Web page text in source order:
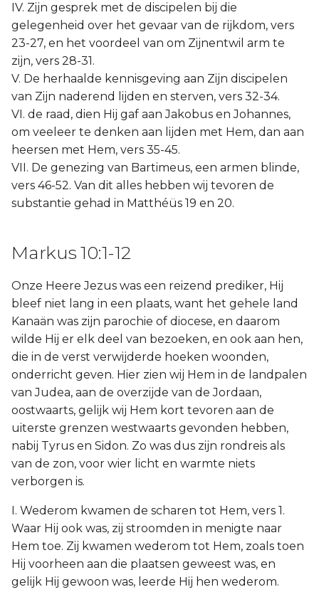
IV. Zijn gesprek met de discipelen bij die
gelegenheid over het gevaar van de rijkdom, vers
23-27, en het voordeel van om Zijnentwil arm te
zijn, vers 28-31.
V. De herhaalde kennisgeving aan Zijn discipelen
van Zijn naderend lijden en sterven, vers 32-34.
VI. de raad, dien Hij gaf aan Jakobus en Johannes,
om veeleer te denken aan lijden met Hem, dan aan
heersen met Hem, vers 35-45.
VII. De genezing van Bartimeus, een armen blinde,
vers 46-52. Van dit alles hebben wij tevoren de
substantie gehad in Matthéüs 19 en 20.
Markus 10:1-12
Onze Heere Jezus was een reizend prediker, Hij
bleef niet lang in een plaats, want het gehele land
Kanaän was zijn parochie of diocese, en daarom
wilde Hij er elk deel van bezoeken, en ook aan hen,
die in de verst verwijderde hoeken woonden,
onderricht geven. Hier zien wij Hem in de landpalen
van Judea, aan de overzijde van de Jordaan,
oostwaarts, gelijk wij Hem kort tevoren aan de
uiterste grenzen westwaarts gevonden hebben,
nabij Tyrus en Sidon. Zo was dus zijn rondreis als
van de zon, voor wier licht en warmte niets
verborgen is.
I. Wederom kwamen de scharen tot Hem, vers 1.
Waar Hij ook was, zij stroomden in menigte naar
Hem toe. Zij kwamen wederom tot Hem, zoals toen
Hij voorheen aan die plaatsen geweest was, en
gelijk Hij gewoon was, leerde Hij hen wederom.